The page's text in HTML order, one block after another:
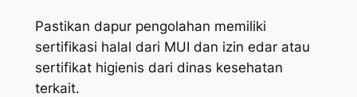
Pastikan dapur pengolahan memiliki
sertifikasi halal dari MUI dan izin edar atau
sertifikat higienis dari dinas kesehatan
terkait.